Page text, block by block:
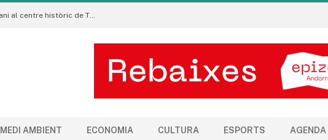
La Manigua Estudio porta l’art floral contemporani al centre històric de Tremp
MEDI AMBIENT ECONOMIA CULTURA ESPORTS AGENDA